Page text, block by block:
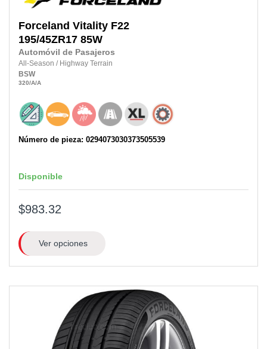
Forceland Vitality F22
195/45ZR17 85W
Automóvil de Pasajeros
All-Season / Highway Terrain
BSW
320/A/A
Número de pieza: 0294073030373505539
Disponible
$983.32
Ver opciones